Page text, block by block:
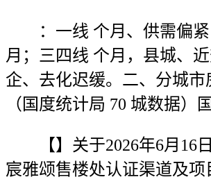
：一线 个月、供需偏紧
月；三四线 个月，县城、
企、去化迟缓。二、分城
（国度统计局 70 城数据）
【】关于2026年6月16
宸雅颂售楼处认证渠道及项